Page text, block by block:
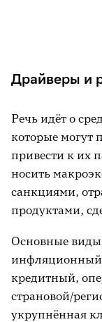
Драйверы и
Речь идёт о
которые могут
привести к их
носить
санкциями,
продуктами,
Основные
кредитный,
страновой/
укрупнённая